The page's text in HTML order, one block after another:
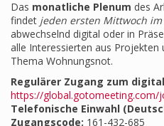
Das monatliche Plenum des
findet jeden ersten Mittwoch
abwechselnd digital oder in
alle Interessierten aus
Thema Wohnungsnot.
Regulärer Zugang zum
https://global.gotomeeting.com/
Telefonische Einwahl
Zugangscode: 161-432-685